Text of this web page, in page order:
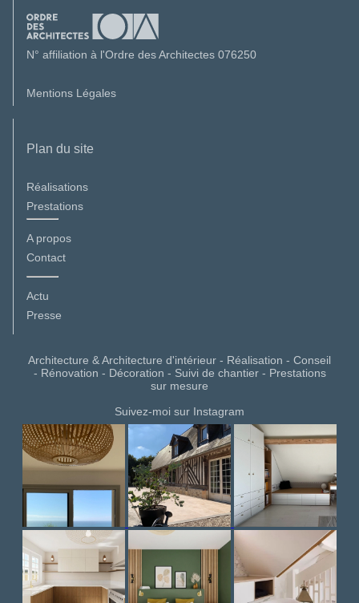
N° affiliation à l'Ordre des Architectes 076250
Mentions Légales
Plan du site
Réalisations
Prestations
A propos
Contact
Actu
Presse
Architecture & Architecture d'intérieur - Réalisation - Conseil
- Rénovation - Décoration - Suivi de chantier - Prestations
sur mesure
Suivez-moi sur Instagram